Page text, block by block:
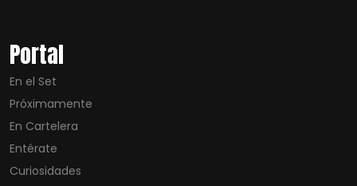
Portal
En el Set
Próximamente
En Cartelera
Entérate
Curiosidades